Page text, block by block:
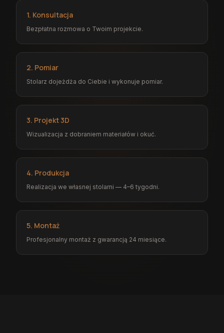
1. Konsultacja
Bezpłatna rozmowa o Twoim projekcie.
2. Pomiar
Stolarz dojeżdża do Ciebie i wykonuje pomiar.
3. Projekt 3D
Wizualizacja z dobraniem materiałów i okuć.
4. Produkcja
Realizacja we własnej stolarni — 4–6 tygodni.
5. Montaż
Profesjonalny montaż z gwarancją 24 miesiące.